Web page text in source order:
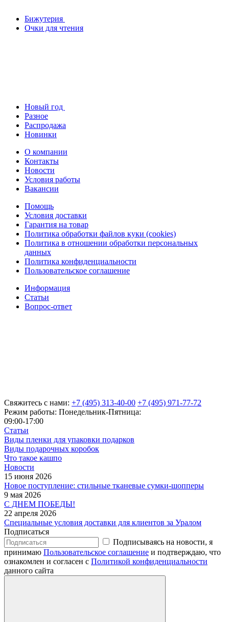
Бижутерия
Очки для чтения
Новый год
Разное
Распродажа
Новинки
О компании
Контакты
Новости
Условия работы
Вакансии
Помощь
Условия доставки
Гарантия на товар
Политика обработки файлов куки (cookies)
Политика в отношении обработки персональных
данных
Политика конфиденциальности
Пользовательское соглашение
Информация
Статьи
Вопрос-ответ
Свяжитесь с нами: +7 (495) 313-40-00 +7 (495) 971-77-72
Режим работы: Понедельник-Пятница:
09:00-17:00
Статьи
Виды пленки для упаковки подарков
Виды подарочных коробок
Что такое кашпо
Новости
15 июня 2026
Новое поступление: стильные тканевые сумки-шопперы
9 мая 2026
С ДНЕМ ПОБЕДЫ!
22 апреля 2026
Специальные условия доставки для клиентов за Уралом
Подписаться
Подписываясь на новости, я
принимаю Пользовательское соглашение и подтверждаю, что
ознакомлен и согласен с Политикой конфиденциальности
данного сайта